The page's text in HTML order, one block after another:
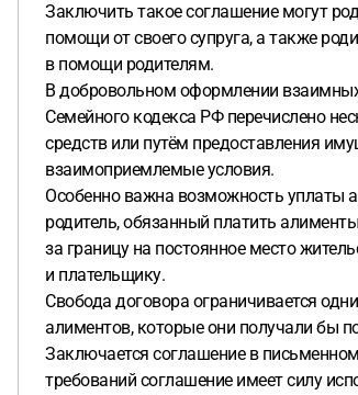
Заключить такое соглашение могут
помощи от своего супруга, а также
в помощи родителям.
В добровольном оформлении
Семейного кодекса РФ перечислено
средств или путём предоставления
взаимоприемлемые условия.
Особенно важна возможность уплаты
родитель, обязанный платить
за границу на постоянное место
и плательщику.
Свобода договора ограничивается
алиментов, которые они получали бы
Заключается соглашение в
требований соглашение имеет силу